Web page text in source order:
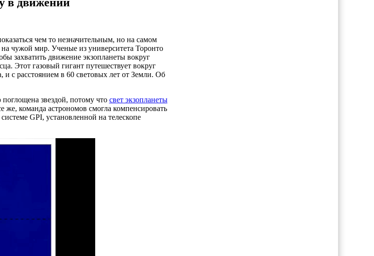
чем то незначительным, но на самом
чужой мир. Ученые из университета Торонто
захватить движение экзопланеты вокруг
Этот газовый гигант путешествует вокруг
с расстоянием в 60 световых лет от Земли. Об
звездой, потому что свет экзопланеты
же, команда астрономов смогла компенсировать
GPI, установленной на телескопе